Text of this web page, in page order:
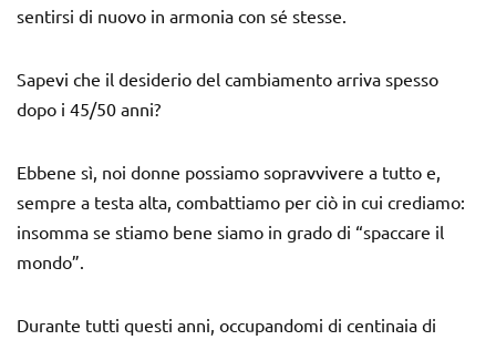
sentirsi di nuovo in armonia con sé stesse.
Sapevi che il desiderio del cambiamento arriva spesso
dopo i 45/50 anni?
Ebbene sì, noi donne possiamo sopravvivere a tutto e,
sempre a testa alta, combattiamo per ciò in cui crediamo:
insomma se stiamo bene siamo in grado di “spaccare il
mondo”.
Durante tutti questi anni, occupandomi di centinaia di